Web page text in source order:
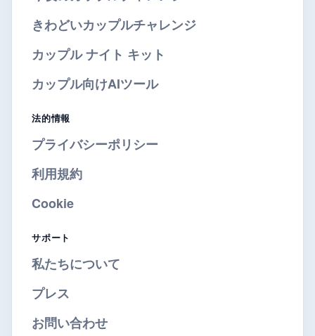
きわどいカップルチャレンジ
カップル ナイト キット
カップル向けAIツール
法的情報
プライバシーポリシー
利用規約
Cookie
サポート
私たちについて
プレス
お問い合わせ